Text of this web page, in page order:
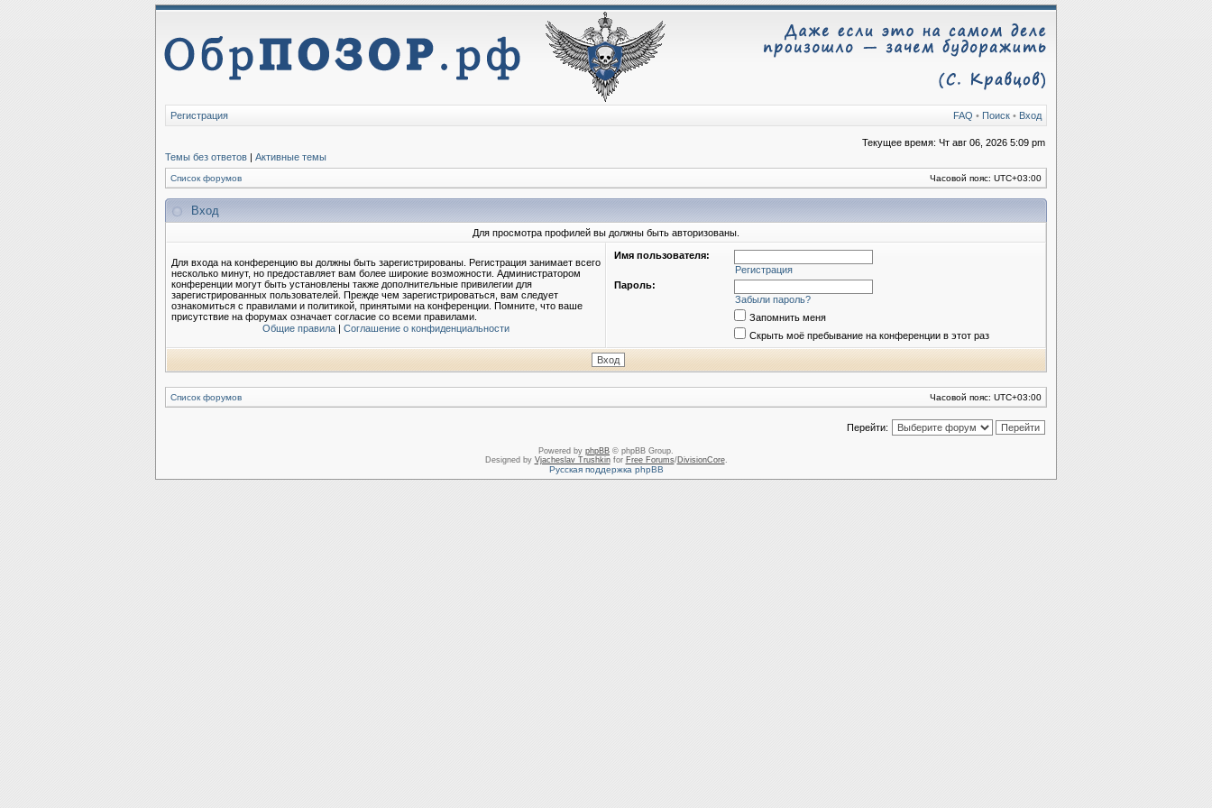
FAQ • Поиск • Вход
Регистрация
Текущее время: Чт авг 06, 2026 5:09 pm
Темы без ответов | Активные темы
Список форумов Часовой пояс: UTC+03:00
Вход
Для просмотра профилей вы должны быть авторизованы.
Для входа на конференцию вы должны быть зарегистрированы. Регистрация занимает всего
несколько минут, но предоставляет вам более широкие возможности. Администратором
конференции могут быть установлены также дополнительные привилегии для
зарегистрированных пользователей. Прежде чем зарегистрироваться, вам следует
ознакомиться с правилами и политикой, принятыми на конференции. Помните, что ваше
присутствие на форумах означает согласие со всеми правилами.
Общие правила | Соглашение о конфиденциальности
Имя пользователя:
Регистрация
Пароль:
Забыли пароль?
Запомнить меня
Скрыть моё пребывание на конференции в этот раз
Список форумов Часовой пояс: UTC+03:00
Перейти:
Powered by phpBB © phpBB Group.
Designed by Vjacheslav Trushkinfor Free Forums/DivisionCore.
Русская поддержка phpBB